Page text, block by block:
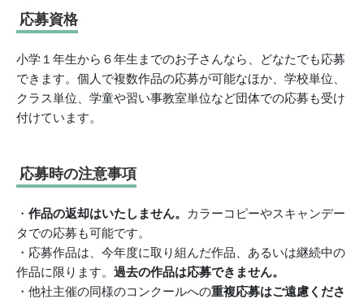
応募資格
小学１年生から６年生までのお子さんなら、どなたでも応募
できます。個人で複数作品の応募が可能なほか、学校単位、
クラス単位、学童や習い事教室単位など団体での応募も受け
付けています。
応募時の注意事項
・ 作品の返却はいたしません。
カラーコピーやスキャンデー
タでの応募も可能です。
・応募作品は、今年度に取り組んだ作品、あるいは継続中の
作品に限ります。 過去の作品は応募できません。
・他社主催の同様のコンクールへの重複応募はご遠慮くださ